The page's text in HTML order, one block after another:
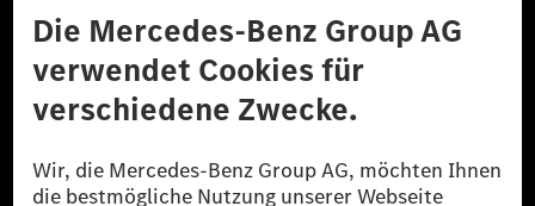
© 2026 Mercedes-Benz Group AG. Alle Rechte vorbehalten.
reduzierte CO₂-Emissionen bei der Mercedes-Benz Group durch
zertifizierte Ausgleichsprojekte kompensiert werden.